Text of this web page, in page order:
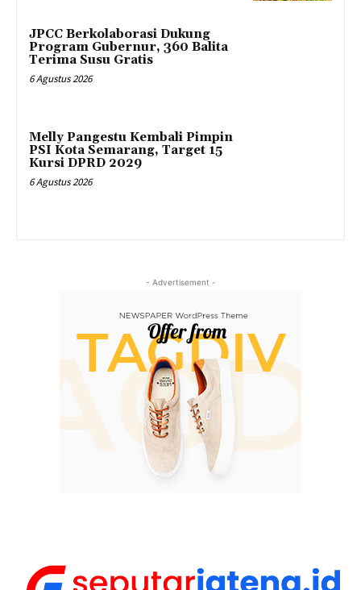
JPCC Berkolaborasi Dukung
Program Gubernur, 360 Balita
Terima Susu Gratis
6 Agustus 2026
Melly Pangestu Kembali Pimpin
PSI Kota Semarang, Target 15
Kursi DPRD 2029
6 Agustus 2026
- Advertisement -